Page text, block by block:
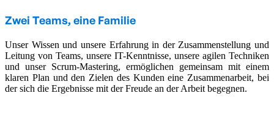
Zwei Teams, eine Familie
Unser Wissen und unsere Erfahrung in der Zusammenstellung und
Leitung von Teams, unsere IT-Kenntnisse, unsere agilen Techniken
und unser Scrum-Mastering, ermöglichen gemeinsam mit einem
klaren Plan und den Zielen des Kunden eine Zusammenarbeit, bei
der sich die Ergebnisse mit der Freude an der Arbeit begegnen.